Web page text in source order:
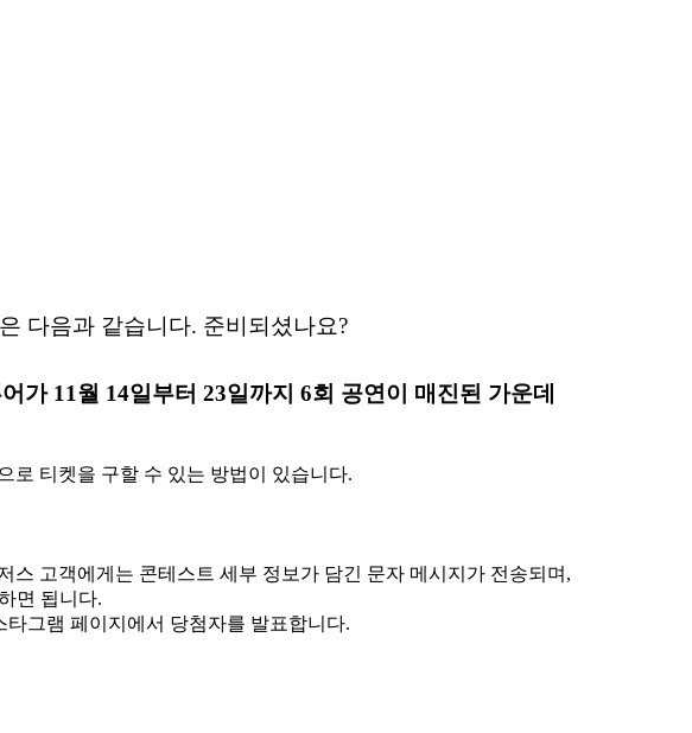
다음과 같습니다. 준비되셨나요?
11월 14일부터 23일까지 6회 공연이 매진된 가운데
로 티켓을 구할 수 있는 방법이 있습니다.
고객에게는 콘테스트 세부 정보가 담긴 문자 메시지가 전송되며,
면 됩니다.
그램 페이지에서 당첨자를 발표합니다.